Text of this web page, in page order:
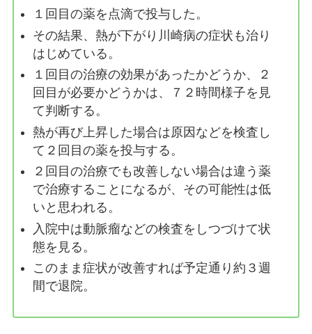
１回目の薬を点滴で投与した。
その結果、熱が下がり川崎病の症状も治り
はじめている。
１回目の治療の効果があったかどうか、２
回目が必要かどうかは、７２時間様子を見
て判断する。
熱が再び上昇した場合は原因などを検査し
て２回目の薬を投与する。
２回目の治療でも改善しない場合は違う薬
で治療することになるが、その可能性は低
いと思われる。
入院中は動脈瘤などの検査をしつづけて状
態を見る。
このまま症状が改善すれば予定通り約３週
間で退院。